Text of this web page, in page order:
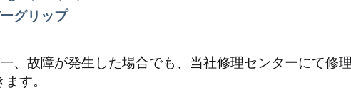
グリップ
、故障が発生した場合でも、当社修理センターにて修
ます。